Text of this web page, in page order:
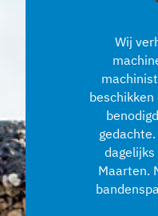
Wij
Maarten.